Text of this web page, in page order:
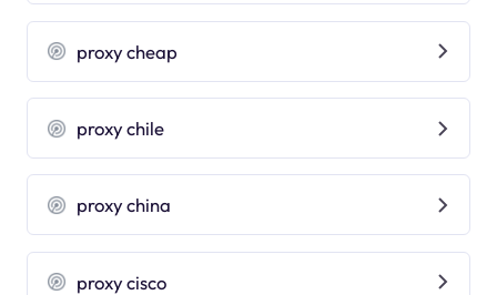
proxy cheap
proxy chile
proxy china
proxy cisco